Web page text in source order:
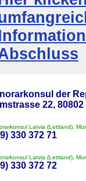
der
22,
Latvia (Lettland),
330 372 71
Latvia (Lettland),
330 372 72